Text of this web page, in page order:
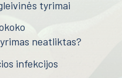
tyrimai
neatliktas?
infekcijos